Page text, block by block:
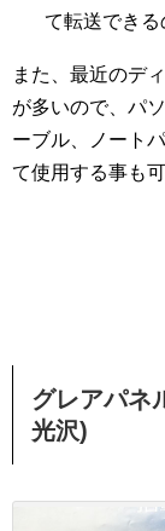
て転送できる
また、最近のデ
が多いので、パ
ーブル、ノート
て使用する事も可
グレアパネ
光沢)